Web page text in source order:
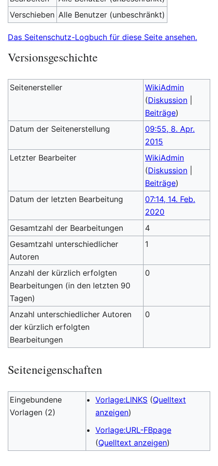
Verschieben Alle Benutzer (unbeschränkt)
Das Seitenschutz-Logbuch für diese Seite ansehen.
Versionsgeschichte
Seitenersteller
WikiAdmin
(Diskussion
Beiträge)
Datum der Seitenerstellung
09:55, 8. Apr.
2015
Letzter Bearbeiter
WikiAdmin
(Diskussion
Beiträge)
Datum der letzten Bearbeitung
07:14, 14. Feb.
2020
Gesamtzahl der Bearbeitungen
4
Gesamtzahl unterschiedlicher
Autoren
1
Anzahl der kürzlich erfolgten
Bearbeitungen (in den letzten 90
Tagen)
0
Anzahl unterschiedlicher Autoren
der kürzlich erfolgten
Bearbeitungen
0
Seiteneigenschaften
Eingebundene
Vorlagen (2)
Vorlage:LINKS (Quelltext
anzeigen)
Vorlage:URL-FBpage
(Quelltext anzeigen)